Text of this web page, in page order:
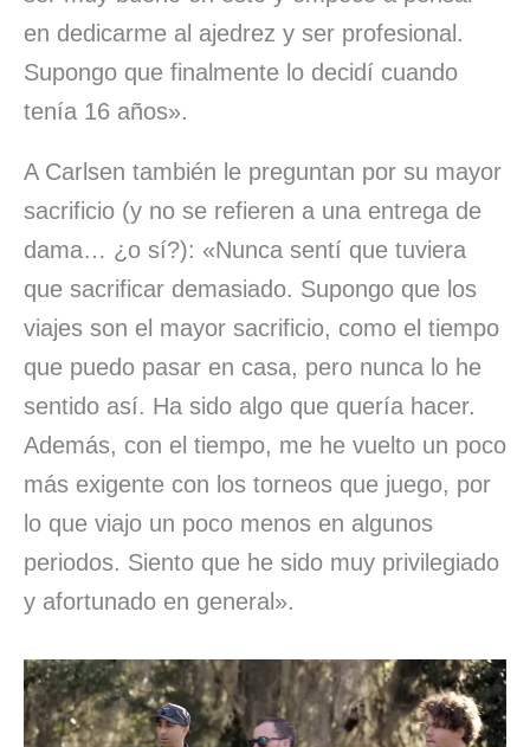
en dedicarme al ajedrez y ser profesional.
Supongo que finalmente lo decidí cuando
tenía 16 años».
A Carlsen también le preguntan por su mayor
sacrificio (y no se refieren a una entrega de
dama… ¿o sí?): «Nunca sentí que tuviera
que sacrificar demasiado. Supongo que los
viajes son el mayor sacrificio, como el tiempo
que puedo pasar en casa, pero nunca lo he
sentido así. Ha sido algo que quería hacer.
Además, con el tiempo, me he vuelto un poco
más exigente con los torneos que juego, por
lo que viajo un poco menos en algunos
periodos. Siento que he sido muy privilegiado
y afortunado en general».